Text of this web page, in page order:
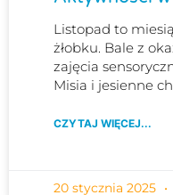
Listopad to
żłobku. Bale z
zajęcia
Misia i jesienne
CZYTAJ WIĘCEJ...
20 stycznia 2025